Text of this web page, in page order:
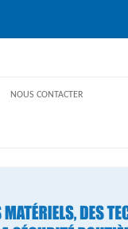
NOUS CONTACTER